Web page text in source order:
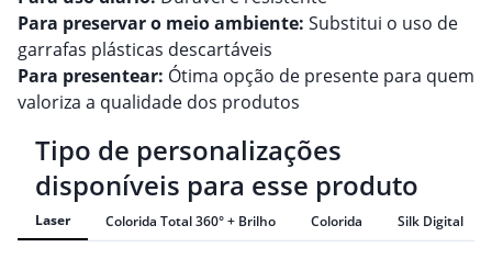
Para preservar o meio ambiente: Substitui o uso de
garrafas plásticas descartáveis
Para presentear: Ótima opção de presente para quem
valoriza a qualidade dos produtos
Tipo de personalizações
disponíveis para esse produto
Laser Colorida Total 360° + Brilho Colorida Silk Digital